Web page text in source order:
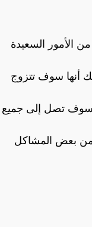
الأمور السعيدة
أنها سوف تتزوج
سوف تصل إلى جميع
من بعض المشاكل